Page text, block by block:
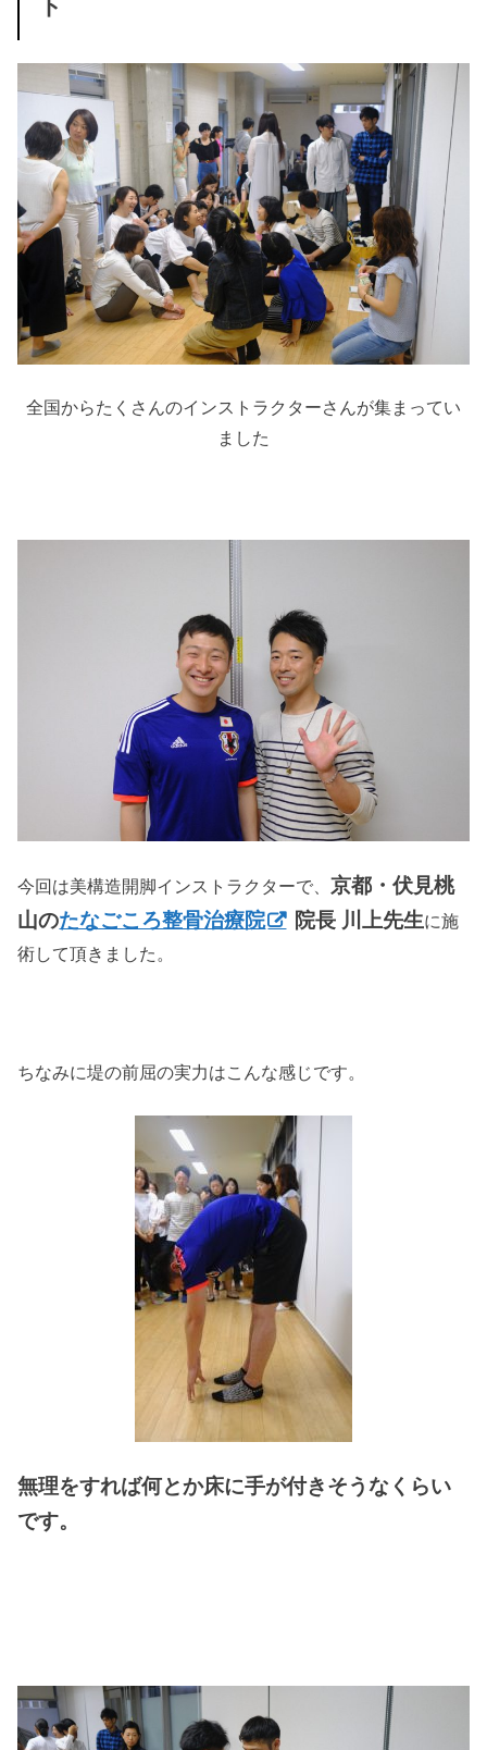
ト
全国からたくさんのインストラクターさんが集まってい
ました
今回は美構造開脚インストラクターで、京都・伏見桃
山のたなごころ整骨治療院 院長 川上先生に施
術して頂きました。
ちなみに堤の前屈の実力はこんな感じです。
無理をすれば何とか床に手が付きそうなくらい
です。